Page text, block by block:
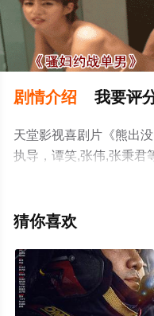
剧情介绍 我要评
天堂影视喜剧片《熊出
执导，谭笑,张伟,张秉君
手机免费观看高清未删
平台了解。
猜你喜欢